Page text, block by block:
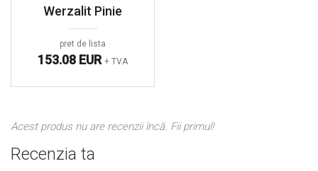
Werzalit Pinie
pret de lista
153.08 EUR + TVA
Acest produs nu are recenzii încă. Fii primul!
Recenzia ta